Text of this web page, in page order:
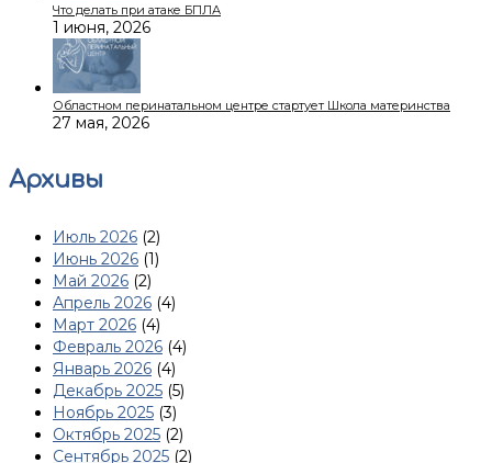
Что делать при атаке БПЛА
1 июня, 2026
Областном перинатальном центре стартует Школа материнства
27 мая, 2026
Архивы
Июль 2026 (2)
Июнь 2026 (1)
Май 2026 (2)
Апрель 2026 (4)
Март 2026 (4)
Февраль 2026 (4)
Январь 2026 (4)
Декабрь 2025 (5)
Ноябрь 2025 (3)
Октябрь 2025 (2)
Сентябрь 2025 (2)